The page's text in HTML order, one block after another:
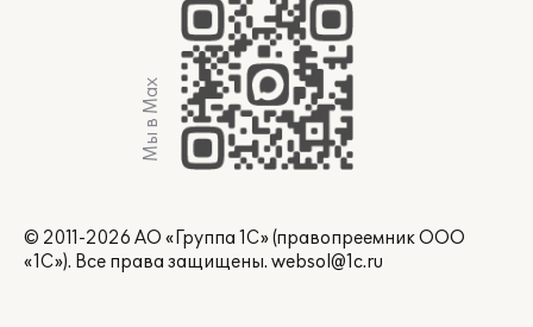
Мы в Max
© 2011-2026 АО «Группа 1С» (правопреемник ООО
«1С»). Все права защищены. websol@1c.ru